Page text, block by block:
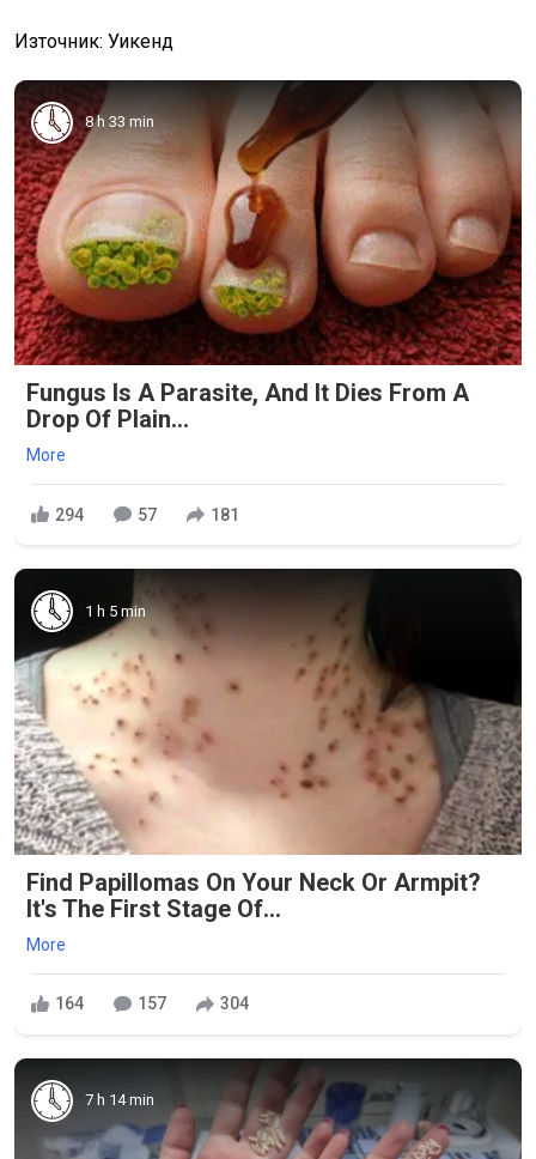
Източник: Уикенд
8 h 33 min
Fungus Is A Parasite, And It Dies From A
Drop Of Plain...
More
294 57 181
1 h 5 min
Find Papillomas On Your Neck Or Armpit?
It's The First Stage Of...
More
164 157 304
7 h 14 min